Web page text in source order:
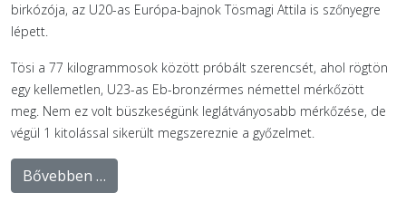
birkózója, az U20-as Európa-bajnok Tösmagi Attila is szőnyegre
lépett.
Tösi a 77 kilogrammosok között próbált szerencsét, ahol rögtön
egy kellemetlen, U23-as Eb-bronzérmes némettel mérkőzött
meg. Nem ez volt büszkeségünk leglátványosabb mérkőzése, de
végül 1 kitolással sikerült megszereznie a győzelmet.
Bővebben …